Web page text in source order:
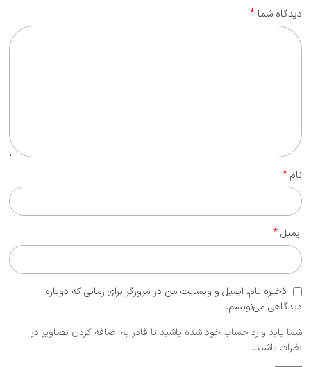
دیدگاه شما *
نام*
ایمیل*
ذخیره نام، ایمیل و وبسایت من در مرورگر برای زمانی که دوباره
دیدگاهی می‌نویسم.
شما باید وارد حساب خود شده باشید تا قادر به اضافه کردن تصاویر در
نظرات باشید.